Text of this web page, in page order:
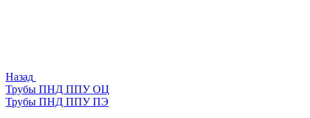
Назад
Трубы ПНД ППУ ОЦ
Трубы ПНД ППУ ПЭ